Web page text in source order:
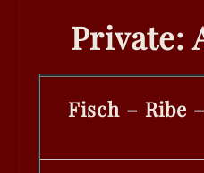
Private:
Fisch – Ribe